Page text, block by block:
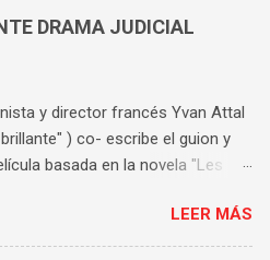
sufrimiento y tensión con
visto y vuelto a ver más veces.
buscar un nombre al blog
con él. Rápidamente
de "Rebeca" , increíblemente
Judith Anderson . Un personaje
DRAMA JUDICIAL
y director francés Yvan Attal
) co- escribe el guion y
basada en la novela "Les
), es un chico joven, brillante
de padres separados, dos
LEER MÁS